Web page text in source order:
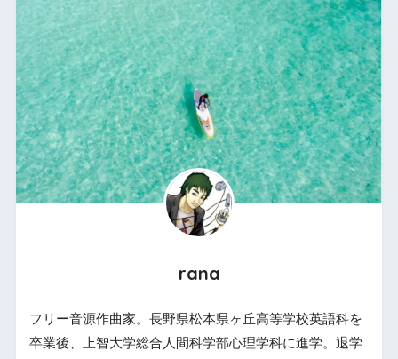
rana
フリー音源作曲家。長野県松本県ヶ丘高等学校英語科を
卒業後、上智大学総合人間科学部心理学科に進学。退学